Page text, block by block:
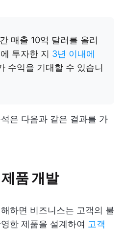
매출 10억 달러를 올리
투자한 지 3년 이내에
수익을 기대할 수 있습니
은 다음과 같은 결과를 가
품 개발
하면 비즈니스는 고객의 불
한 제품을 설계하여 고객